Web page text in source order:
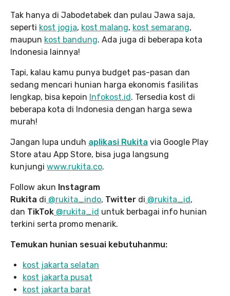
Tak hanya di Jabodetabek dan pulau Jawa saja,
seperti kost jogja, kost malang, kost semarang,
maupun kost bandung. Ada juga di beberapa kota
Indonesia lainnya!
Tapi, kalau kamu punya budget pas-pasan dan
sedang mencari hunian harga ekonomis fasilitas
lengkap, bisa kepoin Infokost.id. Tersedia kost di
beberapa kota di Indonesia dengan harga sewa
murah!
Jangan lupa unduh aplikasi Rukita via Google Play
Store atau App Store, bisa juga langsung
kunjungi www.rukita.co.
Follow akun Instagram
Rukita di @rukita_indo, Twitter di @rukita_id,
dan TikTok @rukita_id untuk berbagai info hunian
terkini serta promo menarik.
Temukan hunian sesuai kebutuhanmu:
kost jakarta selatan
kost jakarta pusat
kost jakarta barat